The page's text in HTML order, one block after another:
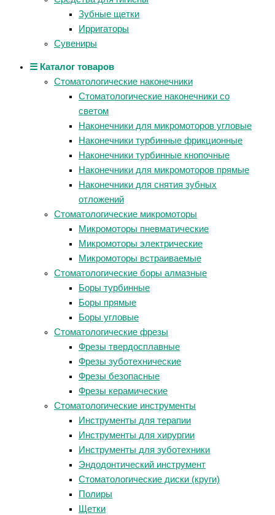
Зубные щетки
Ирригаторы
Сувениры
☰ Каталог товаров
Стоматологические наконечники
Стоматологические наконечники со
светом
Наконечники для микромоторов угловые
Наконечники турбинные фрикционные
Наконечники турбинные кнопочные
Наконечники для микромоторов прямые
Наконечники для снятия зубных
отложений
Стоматологические микромоторы
Микромоторы пневматические
Микромоторы электрические
Микромоторы встраиваемые
Стоматологические боры алмазные
Боры турбинные
Боры прямые
Боры угловые
Стоматологические фрезы
Фрезы твердосплавные
Фрезы зуботехнические
Фрезы безопасные
Фрезы керамические
Стоматологические инструменты
Инструменты для терапии
Инструменты для хирургии
Инструменты для зуботехники
Эндодонтический инструмент
Стоматологические диски (круги)
Полиры
Щетки